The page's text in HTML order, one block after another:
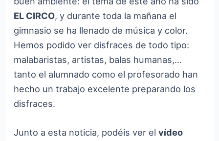
EL CIRCO, y durante toda la mañana el
gimnasio se ha llenado de música y color.
Hemos podido ver disfraces de todo tipo:
malabaristas, artistas, balas humanas,…
tanto el alumnado como el profesorado han
hecho un trabajo excelente preparando los
disfraces.
Junto a esta noticia, podéis ver elvídeo